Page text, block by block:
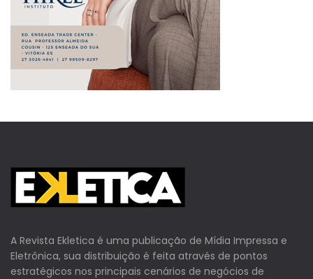
A Revista Ekletica é uma publicação de Mídia Impressa e
Eletrônica, sua distribuição é feita através de pontos
estratégicos nos principais cenários de negócios de